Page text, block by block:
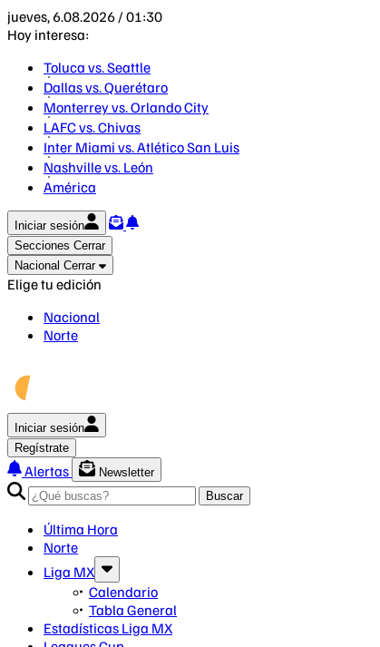
jueves, 6.08.2026 / 01:30
Hoy interesa:
Toluca vs. Seattle
Dallas vs. Querétaro
Monterrey vs. Orlando City
LAFC vs. Chivas
Inter Miami vs. Atlético San Luis
Nashville vs. León
América
Iniciar sesión
Secciones Cerrar
Nacional Cerrar
Elige tu edición
Nacional
Norte
Iniciar sesión
Regístrate
Alertas
Newsletter
Buscar
Última Hora
Norte
Liga MX
Calendario
Tabla General
Estadísticas Liga MX